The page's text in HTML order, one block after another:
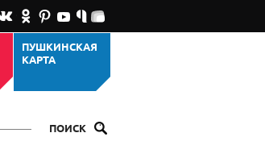
ПУШКИНСКАЯ
КАРТА
ПОИСК